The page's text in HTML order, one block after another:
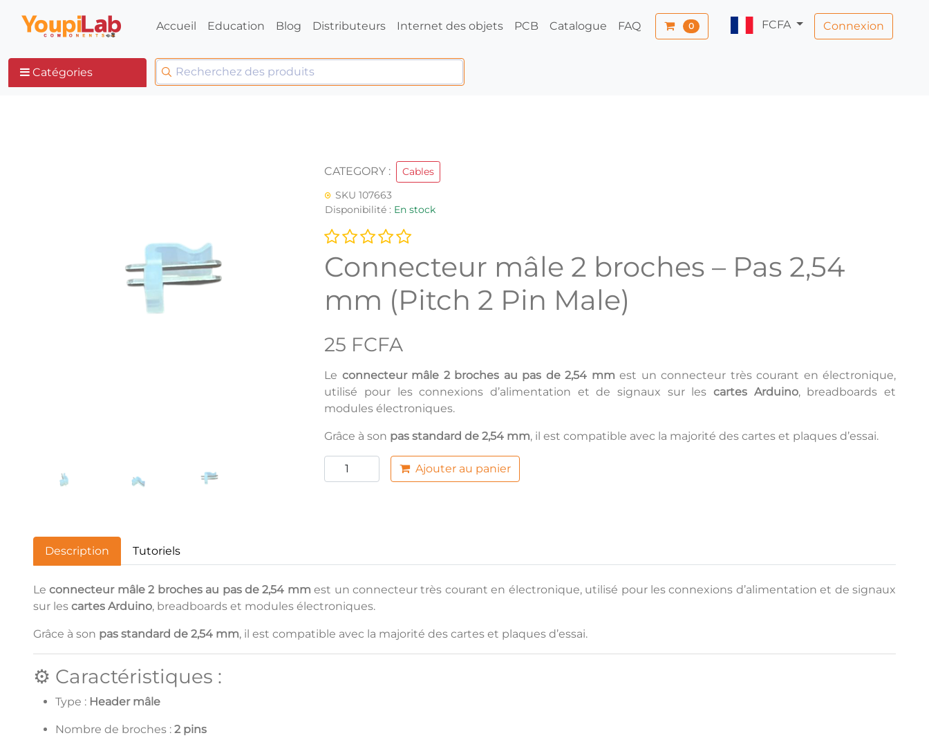
Accueil Education Blog Distributeurs Internet des objets PCB Catalogue FAQ 0 FCFA Connexion
Catégories
CATEGORY :
Cables
SKU 107663
Disponibilité : En stock
Connecteur mâle 2 broches – Pas 2,54
mm (Pitch 2 Pin Male)
25 FCFA
Le connecteur mâle 2 broches au pas de 2,54 mm est un connecteur très courant en électronique,
utilisé pour les connexions d’alimentation et de signaux sur les cartes Arduino, breadboards et
modules électroniques.
Grâce à son pas standard de 2,54 mm, il est compatible avec la majorité des cartes et plaques d’essai.
Ajouter au panier
Description Tutoriels
Leconnecteur mâle 2 broches au pas de 2,54 mm est un connecteur très courant en électronique, utilisé pour les connexions d’alimentation et de signaux
sur les cartes Arduino, breadboards et modules électroniques.
Grâce à son pas standard de 2,54 mm, il est compatible avec la majorité des cartes et plaques d’essai.
⚙️ Caractéristiques :
Type : Header mâle
Nombre de broches : 2 pins